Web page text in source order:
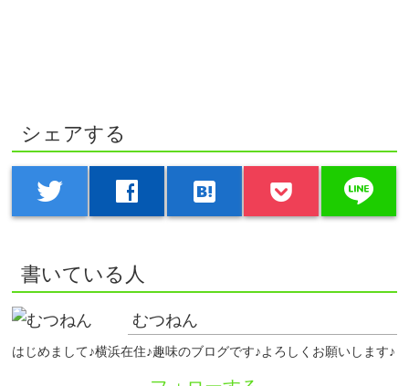
シェアする
twitter facebook hatenabookmark line
書いている人
むつねん
はじめまして♪横浜在住♪趣味のブログです♪よろしくお願いします♪